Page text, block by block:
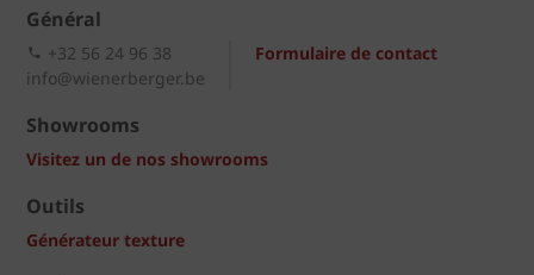
Général
Formulaire de contact
+32 56 24 96 38
info@wienerberger.be
Showrooms
Visitez un de nos showrooms
Outils
Générateur texture